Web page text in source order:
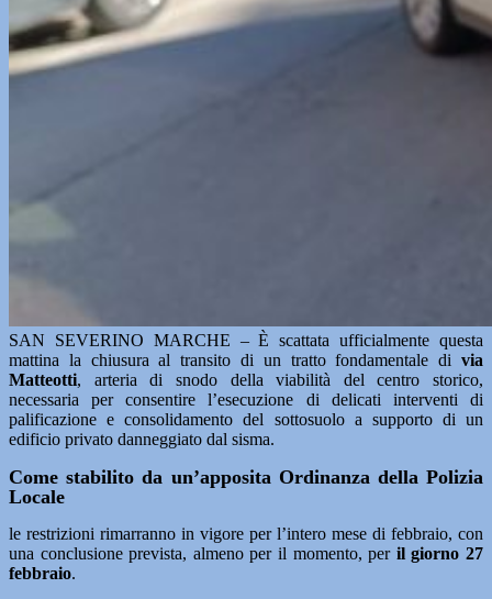
SAN SEVERINO MARCHE – È scattata ufficialmente questa
mattina la chiusura al transito di un tratto fondamentale di via
Matteotti, arteria di snodo della viabilità del centro storico,
necessaria per consentire l’esecuzione di delicati interventi di
palificazione e consolidamento del sottosuolo a supporto di un
edificio privato danneggiato dal sisma.
Come stabilito da un’apposita Ordinanza della Polizia
Locale
le restrizioni rimarranno in vigore per l’intero mese di febbraio, con
una conclusione prevista, almeno per il momento, peril giorno 27
febbraio.